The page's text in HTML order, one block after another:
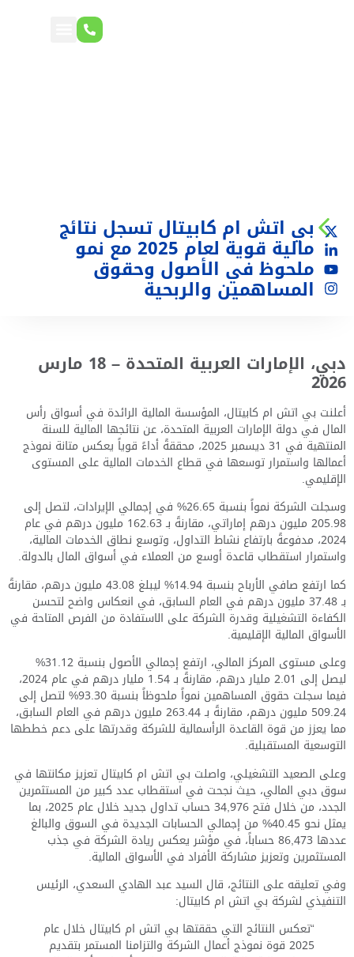
بي اتش ام كابيتال تسجل نتائج
مالية قوية لعام 2025 مع نمو
ملحوظ في الأصول وحقوق
المساهمين والربحية
دبي، الإمارات العربية المتحدة – 18 مارس
2026
أعلنت بي اتش ام كابيتال، المؤسسة المالية الرائدة في أسواق رأس
المال في دولة الإمارات العربية المتحدة، عن نتائجها المالية للسنة
المنتهية في 31 ديسمبر 2025، محققةً أداءً قوياً يعكس متانة نموذج
أعمالها واستمرار توسعها في قطاع الخدمات المالية على المستوى
الإقليمي.
وسجلت الشركة نمواً بنسبة 26.65% في إجمالي الإيرادات، لتصل إلى
205.98 مليون درهم إماراتي، مقارنةً بـ 162.63 مليون درهم في عام
2024، مدفوعةً بارتفاع نشاط التداول، وتوسع نطاق الخدمات المالية،
واستمرار استقطاب قاعدة أوسع من العملاء في أسواق المال بالدولة.
كما ارتفع صافي الأرباح بنسبة 14.94% ليبلغ 43.08 مليون درهم، مقارنةً
بـ 37.48 مليون درهم في العام السابق، في انعكاس واضح لتحسن
الكفاءة التشغيلية وقدرة الشركة على الاستفادة من الفرص المتاحة في
الأسواق المالية الإقليمية.
وعلى مستوى المركز المالي، ارتفع إجمالي الأصول بنسبة 31.12%
ليصل إلى 2.01 مليار درهم، مقارنةً بـ 1.54 مليار درهم في عام 2024،
فيما سجلت حقوق المساهمين نمواً ملحوظاً بنسبة 93.30% لتصل إلى
509.24 مليون درهم، مقارنةً بـ 263.44 مليون درهم في العام السابق،
مما يعزز من قوة القاعدة الرأسمالية للشركة وقدرتها على دعم خططها
التوسعية المستقبلية.
وعلى الصعيد التشغيلي، واصلت بي اتش ام كابيتال تعزيز مكانتها في
سوق دبي المالي، حيث نجحت في استقطاب عدد كبير من المستثمرين
الجدد، من خلال فتح 34,976 حساب تداول جديد خلال عام 2025، بما
يمثل نحو 40.45% من إجمالي الحسابات الجديدة في السوق والبالغ
عددها 86,473 حساباً، في مؤشر يعكس ريادة الشركة في جذب
المستثمرين وتعزيز مشاركة الأفراد في الأسواق المالية.
وفي تعليقه على النتائج، قال السيد عبد الهادي السعدي، الرئيس
التنفيذي لشركة بي اتش ام كابيتال:
“تعكس النتائج التي حققتها بي اتش ام كابيتال خلال عام
2025 قوة نموذج أعمال الشركة والتزامنا المستمر بتقديم